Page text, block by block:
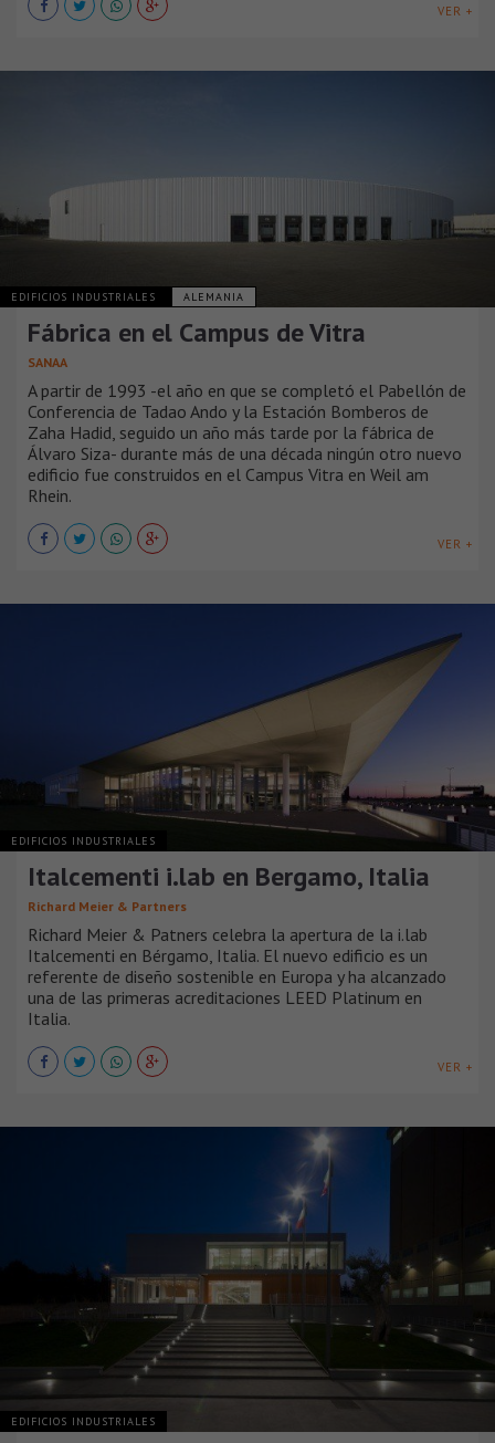
VER +
EDIFICIOS INDUSTRIALES ALEMANIA
Fábrica en el Campus de Vitra
SANAA
A partir de 1993 -el año en que se completó el Pabellón de
Conferencia de Tadao Ando y la Estación Bomberos de
Zaha Hadid, seguido un año más tarde por la fábrica de
Álvaro Siza- durante más de una década ningún otro nuevo
edificio fue construidos en el Campus Vitra en Weil am
Rhein.
VER +
EDIFICIOS INDUSTRIALES
Italcementi i.lab en Bergamo, Italia
Richard Meier & Partners
Richard Meier & Patners celebra la apertura de la i.lab
Italcementi en Bérgamo, Italia. El nuevo edificio es un
referente de diseño sostenible en Europa y ha alcanzado
una de las primeras acreditaciones LEED Platinum en
Italia.
VER +
EDIFICIOS INDUSTRIALES